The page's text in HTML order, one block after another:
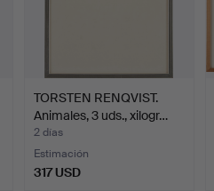
TORSTEN RENQVIST.
Animales, 3 uds., xilogr…
2 días
Estimación
317 USD